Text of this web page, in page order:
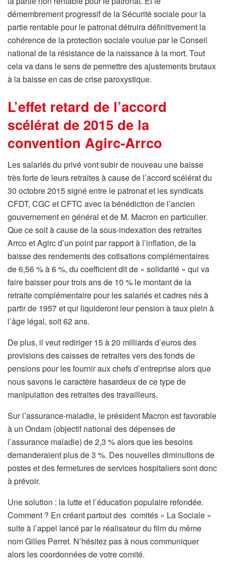
démembrement progressif de la Sécurité sociale pour la
partie rentable pour le patronat détruira définitivement la
cohérence de la protection sociale voulue par le Conseil
national de la résistance de la naissance à la mort. Tout
cela va dans le sens de permettre des ajustements brutaux
à la baisse en cas de crise paroxystique.
L’effet retard de l’accord
scélérat de 2015 de la
convention Agirc-Arrco
Les salariés du privé vont subir de nouveau une baisse
très forte de leurs retraites à cause de l’accord scélérat du
30 octobre 2015 signé entre le patronat et les syndicats
CFDT, CGC et CFTC avec la bénédiction de l’ancien
gouvernement en général et de M. Macron en particulier.
Que ce soit à cause de la sous-indexation des retraites
Arrco et Agirc d’un point par rapport à l’inflation, de la
baisse des rendements des cotisations complémentaires
de 6,56 % à 6 %, du coefficient dit de « solidarité » qui va
faire baisser pour trois ans de 10 % le montant de la
retraite complémentaire pour les salariés et cadres nés à
partir de 1957 et qui liquideront leur pension à taux plein à
l’âge légal, soit 62 ans.
De plus, il veut rediriger 15 à 20 milliards d’euros des
provisions des caisses de retraites vers des fonds de
pensions pour les fournir aux chefs d’entreprise alors que
nous savons le caractère hasardeux de ce type de
manipulation des retraites des travailleurs.
Sur l’assurance-maladie, le président Macron est favorable
à un Ondam (objectif national des dépenses de
l’assurance maladie) de 2,3 % alors que les besoins
demanderaient plus de 3 %. Des nouvelles diminutions de
postes et des fermetures de services hospitaliers sont donc
à prévoir.
Une solution : la lutte et l’éducation populaire refondée.
Comment ? En créant partout des comités « La Sociale »
suite à l’appel lancé par le réalisateur du film du même
nom Gilles Perret. N’hésitez pas à nous communiquer
alors les coordonnées de votre comité.